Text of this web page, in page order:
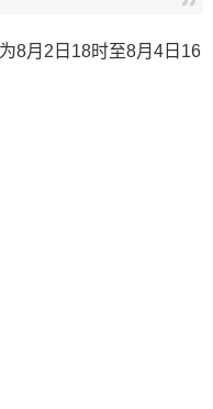
8月2日18时至8月4日16